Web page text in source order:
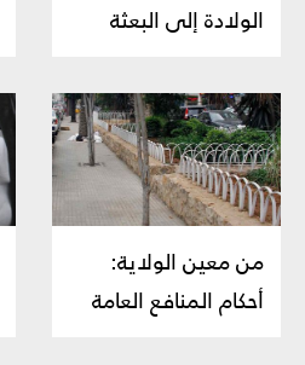
الولادة إلى البعثة
من معين الولاية:
أحكام المنافع العامة